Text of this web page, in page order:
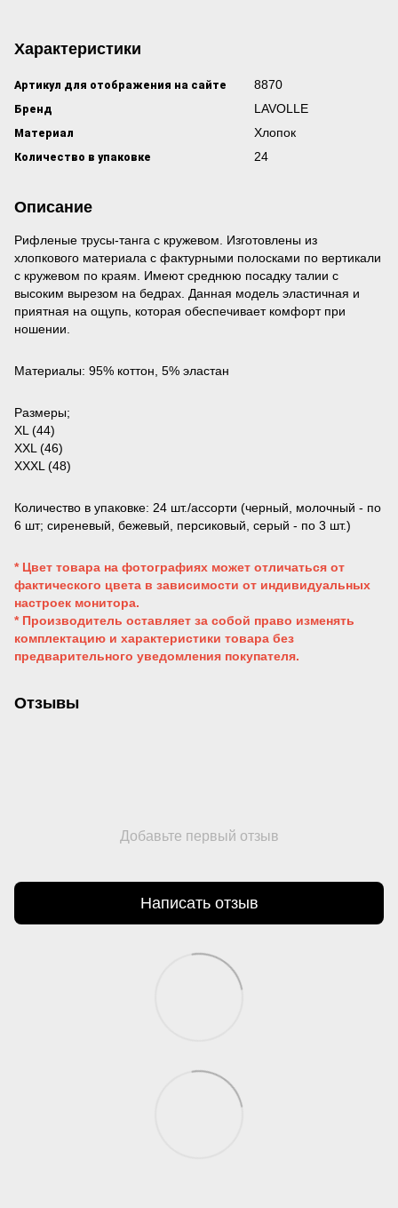
Характеристики
Артикул для отображения на сайте 8870
Бренд LAVOLLE
Материал Хлопок
Количество в упаковке 24
Описание
Рифленые трусы-танга с кружевом. Изготовлены из
хлопкового материала с фактурными полосками по вертикали
с кружевом по краям. Имеют среднюю посадку талии с
высоким вырезом на бедрах. Данная модель эластичная и
приятная на ощупь, которая обеспечивает комфорт при
ношении.
Материалы: 95% коттон, 5% эластан
Размеры;
XL (44)
XXL (46)
XXXL (48)
Количество в упаковке: 24 шт./ассорти (черный, молочный - по
6 шт; сиреневый, бежевый, персиковый, серый - по 3 шт.)
* Цвет товара на фотографиях может отличаться от
фактического цвета в зависимости от индивидуальных
настроек монитора.
* Производитель оставляет за собой право изменять
комплектацию и характеристики товара без
предварительного уведомления покупателя.
Отзывы
Добавьте первый отзыв
Написать отзыв